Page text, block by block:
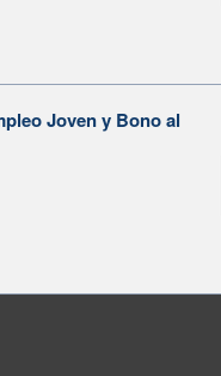
Joven y Bono al